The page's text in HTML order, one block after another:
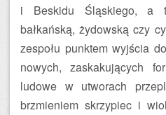
i Beskidu Śląskiego, a
bałkańską, żydowską czy
zespołu punktem wyjścia
nowych, zaskakujących
ludowe w utworach
brzmieniem skrzypiec i